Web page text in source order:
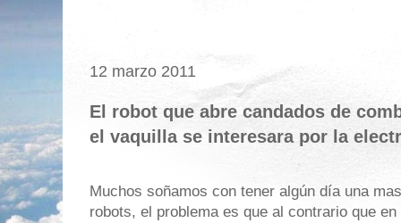
12 marzo 2011
El robot que abre candados de
el vaquilla se interesara por la
Muchos soñamos con tener algún día una
robots, el problema es que al contrario que